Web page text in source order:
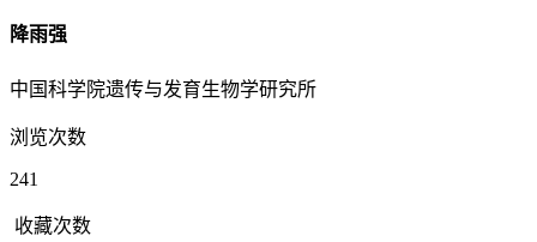
降雨强
中国科学院遗传与发育生物学研究所
浏览次数
241
收藏次数